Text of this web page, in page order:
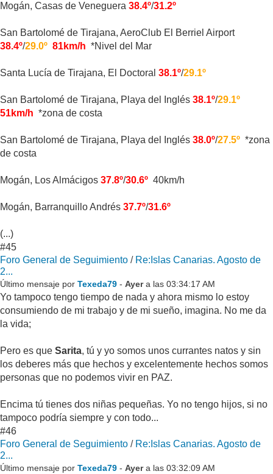
Mogán, Casas de Veneguera 38.4º/31.2º
San Bartolomé de Tirajana, AeroClub El Berriel Airport
38.4º/29.0º 81km/h *Nivel del Mar
Santa Lucía de Tirajana, El Doctoral 38.1º/29.1º
San Bartolomé de Tirajana, Playa del Inglés 38.1º/29.1º
51km/h *zona de costa
San Bartolomé de Tirajana, Playa del Inglés 38.0º/27.5º *zona
de costa
Mogán, Los Almácigos 37.8º/30.6º 40km/h
Mogán, Barranquillo Andrés 37.7º/31.6º
(...)
#45
Foro General de Seguimiento / Re:Islas Canarias. Agosto de
2...
Último mensaje por Texeda79 - Ayera las 03:34:17 AM
Yo tampoco tengo tiempo de nada y ahora mismo lo estoy
consumiendo de mi trabajo y de mi sueño, imagina. No me da
la vida;
Pero es que Sarita, tú y yo somos unos currantes natos y sin
los deberes más que hechos y excelentemente hechos somos
personas que no podemos vivir en PAZ.
Encima tú tienes dos niñas pequeñas. Yo no tengo hijos, si no
tampoco podría siempre y con todo...
#46
Foro General de Seguimiento / Re:Islas Canarias. Agosto de
2...
Último mensaje por Texeda79 - Ayera las 03:32:09 AM